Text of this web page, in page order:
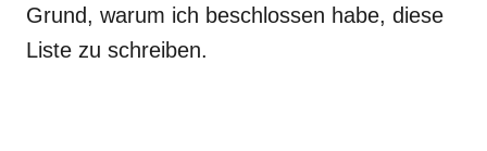
Grund, warum ich beschlossen habe, diese
Liste zu schreiben.